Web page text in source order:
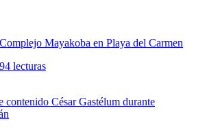
Mayakoba en Playa del Carmen
lecturas
contenido César Gastélum durante